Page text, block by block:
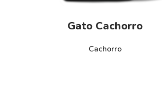
Gato Cachorro
Cachorro